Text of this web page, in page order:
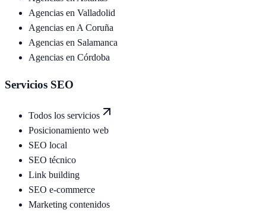
Agencias en Valladolid
Agencias en A Coruña
Agencias en Salamanca
Agencias en Córdoba
Servicios SEO
Todos los servicios
Posicionamiento web
SEO local
SEO técnico
Link building
SEO e-commerce
Marketing contenidos